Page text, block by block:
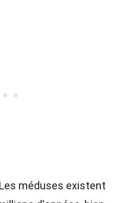
méduses existent